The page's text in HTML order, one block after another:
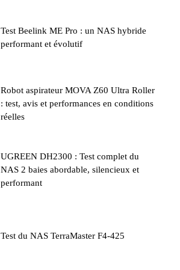
Test Beelink ME Pro : un NAS hybride
performant et évolutif
Robot aspirateur MOVA Z60 Ultra Roller
: test, avis et performances en conditions
réelles
UGREEN DH2300 : Test complet du
NAS 2 baies abordable, silencieux et
performant
Test du NAS TerraMaster F4-425